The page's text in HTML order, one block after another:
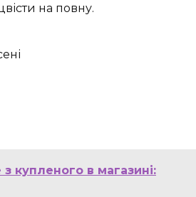
на повну.
купленого в магазині: